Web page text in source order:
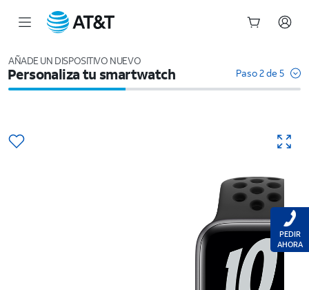
AÑADE UN DISPOSITIVO NUEVO
Personaliza tu smartwatch Paso 2 de 5
PEDIR
AHORA